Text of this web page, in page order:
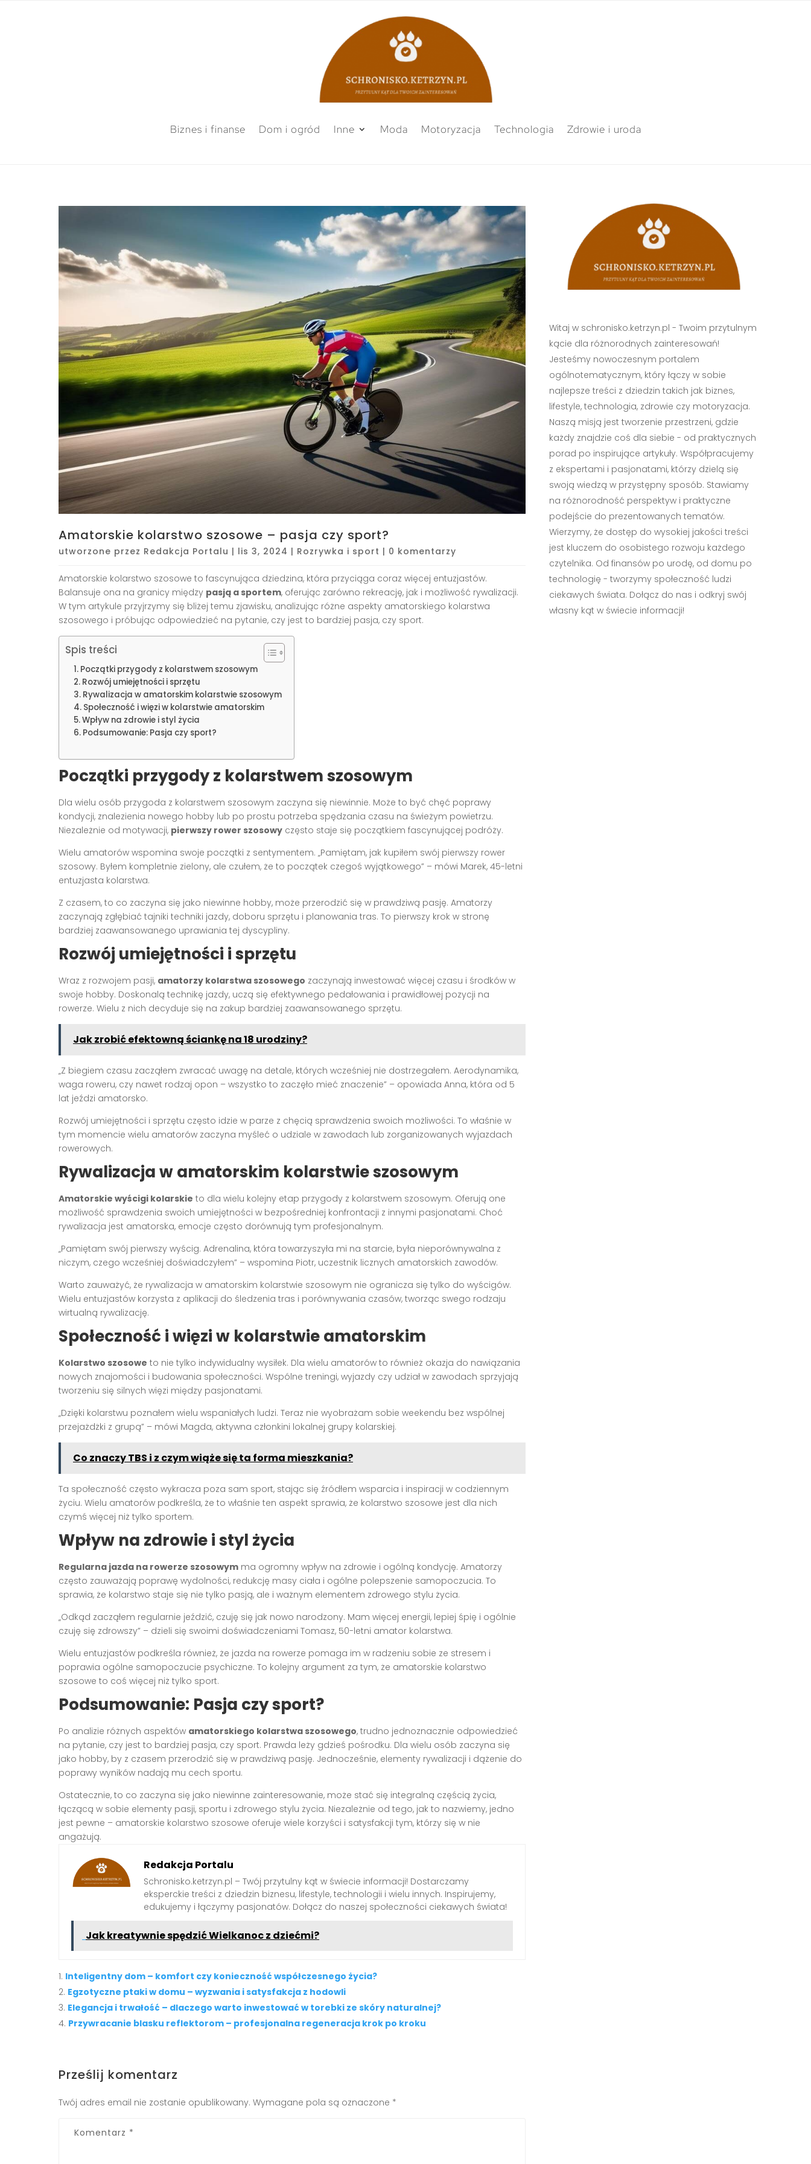
Biznes i finanse Dom i ogród Inne Moda Motoryzacja Technologia Zdrowie i uroda
Amatorskie kolarstwo szosowe – pasja czy sport?
utworzone przez Redakcja Portalu | lis 3, 2024 | Rozrywka i sport | 0 komentarzy
Amatorskie kolarstwo szosowe to fascynująca dziedzina, która przyciąga coraz więcej entuzjastów.
Balansuje ona na granicy między pasją a sportem, oferując zarówno rekreację, jak i możliwość rywalizacji.
W tym artykule przyjrzymy się bliżej temu zjawisku, analizując różne aspekty amatorskiego kolarstwa
szosowego i próbując odpowiedzieć na pytanie, czy jest to bardziej pasja, czy sport.
Spis treści
Początki przygody z kolarstwem szosowym
Rozwój umiejętności i sprzętu
Rywalizacja w amatorskim kolarstwie szosowym
Społeczność i więzi w kolarstwie amatorskim
Wpływ na zdrowie i styl życia
Podsumowanie: Pasja czy sport?
Początki przygody z kolarstwem szosowym
Dla wielu osób przygoda z kolarstwem szosowym zaczyna się niewinnie. Może to być chęć poprawy
kondycji, znalezienia nowego hobby lub po prostu potrzeba spędzania czasu na świeżym powietrzu.
Niezależnie od motywacji, pierwszy rower szosowy często staje się początkiem fascynującej podróży.
Wielu amatorów wspomina swoje początki z sentymentem. „Pamiętam, jak kupiłem swój pierwszy rower
szosowy. Byłem kompletnie zielony, ale czułem, że to początek czegoś wyjątkowego” – mówi Marek, 45-letni
entuzjasta kolarstwa.
Z czasem, to co zaczyna się jako niewinne hobby, może przerodzić się w prawdziwą pasję. Amatorzy
zaczynają zgłębiać tajniki techniki jazdy, doboru sprzętu i planowania tras. To pierwszy krok w stronę
bardziej zaawansowanego uprawiania tej dyscypliny.
Rozwój umiejętności i sprzętu
Wraz z rozwojem pasji, amatorzy kolarstwa szosowego zaczynają inwestować więcej czasu i środków w
swoje hobby. Doskonalą technikę jazdy, uczą się efektywnego pedałowania i prawidłowej pozycji na
rowerze. Wielu z nich decyduje się na zakup bardziej zaawansowanego sprzętu.
Jak zrobić efektowną ściankę na 18 urodziny?
„Z biegiem czasu zacząłem zwracać uwagę na detale, których wcześniej nie dostrzegałem. Aerodynamika,
waga roweru, czy nawet rodzaj opon – wszystko to zaczęło mieć znaczenie” – opowiada Anna, która od 5
lat jeździ amatorsko.
Rozwój umiejętności i sprzętu często idzie w parze z chęcią sprawdzenia swoich możliwości. To właśnie w
tym momencie wielu amatorów zaczyna myśleć o udziale w zawodach lub zorganizowanych wyjazdach
rowerowych.
Rywalizacja w amatorskim kolarstwie szosowym
Amatorskie wyścigi kolarskie to dla wielu kolejny etap przygody z kolarstwem szosowym. Oferują one
możliwość sprawdzenia swoich umiejętności w bezpośredniej konfrontacji z innymi pasjonatami. Choć
rywalizacja jest amatorska, emocje często dorównują tym profesjonalnym.
„Pamiętam swój pierwszy wyścig. Adrenalina, która towarzyszyła mi na starcie, była nieporównywalna z
niczym, czego wcześniej doświadczyłem” – wspomina Piotr, uczestnik licznych amatorskich zawodów.
Warto zauważyć, że rywalizacja w amatorskim kolarstwie szosowym nie ogranicza się tylko do wyścigów.
Wielu entuzjastów korzysta z aplikacji do śledzenia tras i porównywania czasów, tworząc swego rodzaju
wirtualną rywalizację.
Społeczność i więzi w kolarstwie amatorskim
Kolarstwo szosowe to nie tylko indywidualny wysiłek. Dla wielu amatorów to również okazja do nawiązania
nowych znajomości i budowania społeczności. Wspólne treningi, wyjazdy czy udział w zawodach sprzyjają
tworzeniu się silnych więzi między pasjonatami.
„Dzięki kolarstwu poznałem wielu wspaniałych ludzi. Teraz nie wyobrażam sobie weekendu bez wspólnej
przejażdżki z grupą” – mówi Magda, aktywna członkini lokalnej grupy kolarskiej.
Co znaczy TBS i z czym wiąże się ta forma mieszkania?
Ta społeczność często wykracza poza sam sport, stając się źródłem wsparcia i inspiracji w codziennym
życiu. Wielu amatorów podkreśla, że to właśnie ten aspekt sprawia, że kolarstwo szosowe jest dla nich
czymś więcej niż tylko sportem.
Wpływ na zdrowie i styl życia
Regularna jazda na rowerze szosowym ma ogromny wpływ na zdrowie i ogólną kondycję. Amatorzy
często zauważają poprawę wydolności, redukcję masy ciała i ogólne polepszenie samopoczucia. To
sprawia, że kolarstwo staje się nie tylko pasją, ale i ważnym elementem zdrowego stylu życia.
„Odkąd zacząłem regularnie jeździć, czuję się jak nowo narodzony. Mam więcej energii, lepiej śpię i ogólnie
czuję się zdrowszy” – dzieli się swoimi doświadczeniami Tomasz, 50-letni amator kolarstwa.
Wielu entuzjastów podkreśla również, że jazda na rowerze pomaga im w radzeniu sobie ze stresem i
poprawia ogólne samopoczucie psychiczne. To kolejny argument za tym, że amatorskie kolarstwo
szosowe to coś więcej niż tylko sport.
Podsumowanie: Pasja czy sport?
Po analizie różnych aspektów amatorskiego kolarstwa szosowego, trudno jednoznacznie odpowiedzieć
na pytanie, czy jest to bardziej pasja, czy sport. Prawda leży gdzieś pośrodku. Dla wielu osób zaczyna się
jako hobby, by z czasem przerodzić się w prawdziwą pasję. Jednocześnie, elementy rywalizacji i dążenie do
poprawy wyników nadają mu cech sportu.
Ostatecznie, to co zaczyna się jako niewinne zainteresowanie, może stać się integralną częścią życia,
łączącą w sobie elementy pasji, sportu i zdrowego stylu życia. Niezależnie od tego, jak to nazwiemy, jedno
jest pewne – amatorskie kolarstwo szosowe oferuje wiele korzyści i satysfakcji tym, którzy się w nie
angażują.
Redakcja Portalu
Schronisko.ketrzyn.pl – Twój przytulny kąt w świecie informacji! Dostarczamy
eksperckie treści z dziedzin biznesu, lifestyle, technologii i wielu innych. Inspirujemy,
edukujemy i łączymy pasjonatów. Dołącz do naszej społeczności ciekawych świata!
Jak kreatywnie spędzić Wielkanoc z dziećmi?
Inteligentny dom – komfort czy konieczność współczesnego życia?
Egzotyczne ptaki w domu – wyzwania i satysfakcja z hodowli
Elegancja i trwałość – dlaczego warto inwestować w torebki ze skóry naturalnej?
Przywracanie blasku reflektorom – profesjonalna regeneracja krok po kroku
Prześlij komentarz
Twój adres email nie zostanie opublikowany. Wymagane pola są oznaczone *
Witaj w schronisko.ketrzyn.pl - Twoim przytulnym
kącie dla różnorodnych zainteresowań!
Jesteśmy nowoczesnym portalem
ogólnotematycznym, który łączy w sobie
najlepsze treści z dziedzin takich jak biznes,
lifestyle, technologia, zdrowie czy motoryzacja.
Naszą misją jest tworzenie przestrzeni, gdzie
każdy znajdzie coś dla siebie - od praktycznych
porad po inspirujące artykuły. Współpracujemy
z ekspertami i pasjonatami, którzy dzielą się
swoją wiedzą w przystępny sposób. Stawiamy
na różnorodność perspektyw i praktyczne
podejście do prezentowanych tematów.
Wierzymy, że dostęp do wysokiej jakości treści
jest kluczem do osobistego rozwoju każdego
czytelnika. Od finansów po urodę, od domu po
technologię - tworzymy społeczność ludzi
ciekawych świata. Dołącz do nas i odkryj swój
własny kąt w świecie informacji!